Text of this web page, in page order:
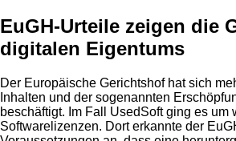
EuGH-Urteile zeigen die
digitalen Eigentums
Der Europäische Gerichtshof hat sich
Inhalten und der sogenannten
beschäftigt. Im Fall UsedSoft ging es um
Softwarelizenzen. Dort erkannte der